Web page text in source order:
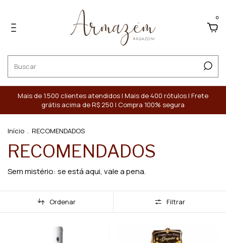
0
Mais de 1.500 clientes atendidos | Mais de 400 rótulos | Frete
grátis acima de R$ 250 | Compra 100% segura
Início . RECOMENDADOS
RECOMENDADOS
Sem mistério: se está aqui, vale a pena.
Ordenar Filtrar